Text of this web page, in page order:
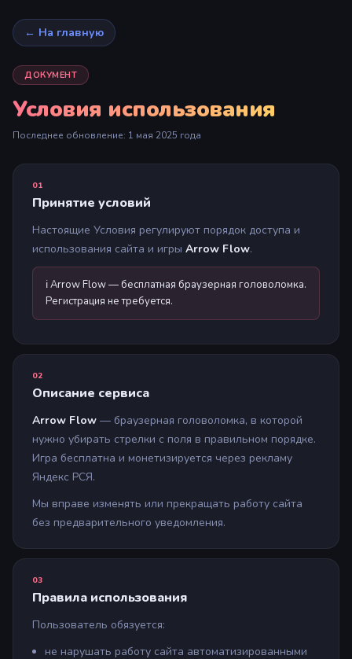
← На главную
ДОКУМЕНТ
Условия использования
Последнее обновление: 1 мая 2025 года
01
Принятие условий
Настоящие Условия регулируют порядок доступа и
использования сайта и игры Arrow Flow.
ℹ️ Arrow Flow — бесплатная браузерная головоломка.
Регистрация не требуется.
02
Описание сервиса
Arrow Flow — браузерная головоломка, в которой
нужно убирать стрелки с поля в правильном порядке.
Игра бесплатна и монетизируется через рекламу
Яндекс РСЯ.
Мы вправе изменять или прекращать работу сайта
без предварительного уведомления.
03
Правила использования
Пользователь обязуется:
не нарушать работу сайта автоматизированными